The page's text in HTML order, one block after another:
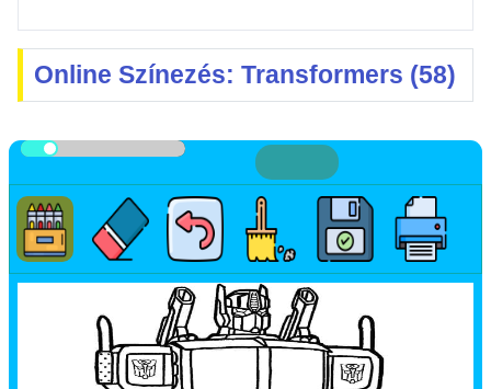
Online Színezés: Transformers (58)